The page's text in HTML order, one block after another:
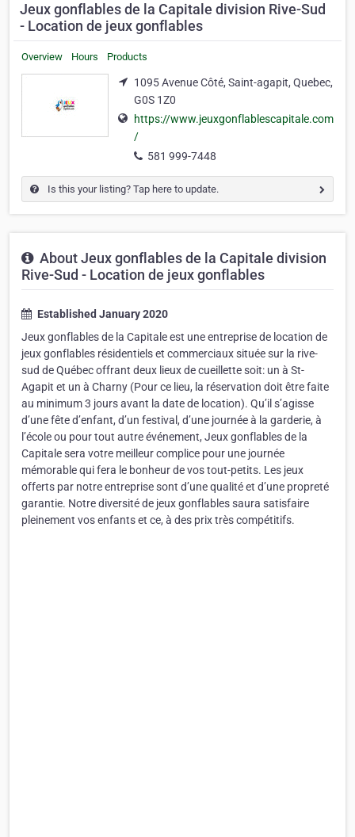
Jeux gonflables de la Capitale division Rive-Sud
- Location de jeux gonflables
Overview Hours Products
1095 Avenue Côté, Saint-agapit, Quebec,
G0S 1Z0
https://www.jeuxgonflablescapitale.com
/
581 999-7448
Is this your listing? Tap here to update.
About Jeux gonflables de la Capitale division
Rive-Sud - Location de jeux gonflables
Established January 2020
Jeux gonflables de la Capitale est une entreprise de location de
jeux gonflables résidentiels et commerciaux située sur la rive-
sud de Québec offrant deux lieux de cueillette soit: un à St-
Agapit et un à Charny (Pour ce lieu, la réservation doit être faite
au minimum 3 jours avant la date de location). Qu’il s’agisse
d’une fête d’enfant, d’un festival, d’une journée à la garderie, à
l’école ou pour tout autre événement, Jeux gonflables de la
Capitale sera votre meilleur complice pour une journée
mémorable qui fera le bonheur de vos tout-petits. Les jeux
offerts par notre entreprise sont d’une qualité et d’une propreté
garantie. Notre diversité de jeux gonflables saura satisfaire
pleinement vos enfants et ce, à des prix très compétitifs.